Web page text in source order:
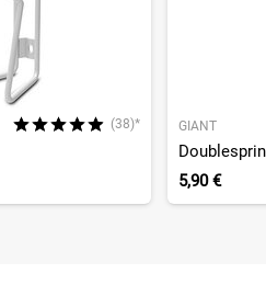
(38)* GIANT
5,90 €